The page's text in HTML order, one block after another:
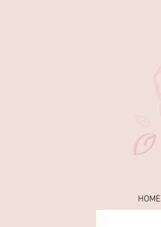
HOME